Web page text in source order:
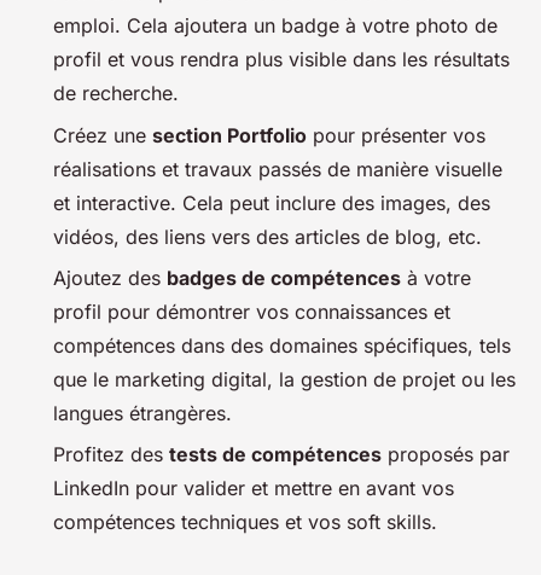
emploi. Cela ajoutera un badge à votre photo de
profil et vous rendra plus visible dans les résultats
de recherche.
Créez une section Portfolio pour présenter vos
réalisations et travaux passés de manière visuelle
et interactive. Cela peut inclure des images, des
vidéos, des liens vers des articles de blog, etc.
Ajoutez des badges de compétences à votre
profil pour démontrer vos connaissances et
compétences dans des domaines spécifiques, tels
que le marketing digital, la gestion de projet ou les
langues étrangères.
Profitez des tests de compétences proposés par
LinkedIn pour valider et mettre en avant vos
compétences techniques et vos soft skills.